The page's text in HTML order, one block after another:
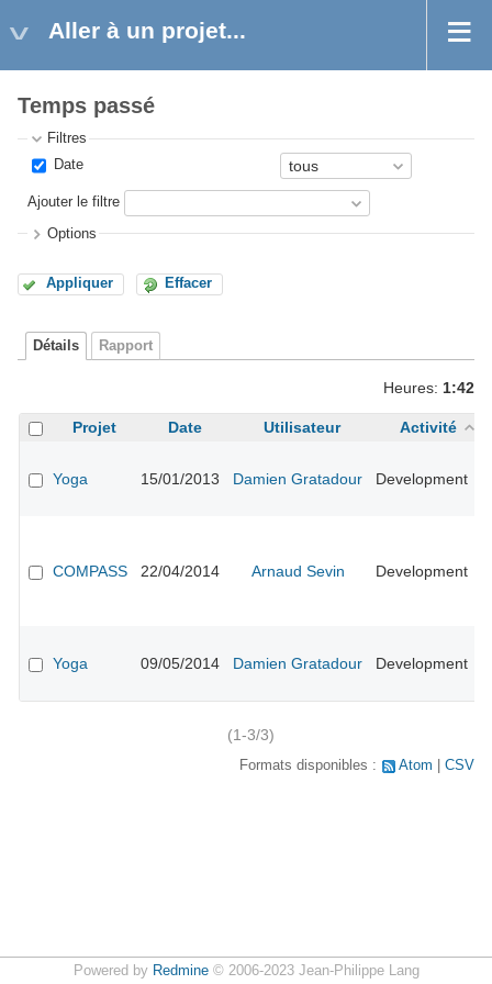
Aller à un projet...
Temps passé
Filtres
Date
Ajouter le filtre
Options
Appliquer Effacer
Détails Rapport
Heures: 1:42
Projet Date Utilisateur Activité
Yoga 15/01/2013 Damien Gratadour Development
COMPASS 22/04/2014 Arnaud Sevin Development
Yoga 09/05/2014 Damien Gratadour Development
(1-3/3)
Formats disponibles : Atom CSV
Powered by Redmine© 2006-2023 Jean-Philippe Lang